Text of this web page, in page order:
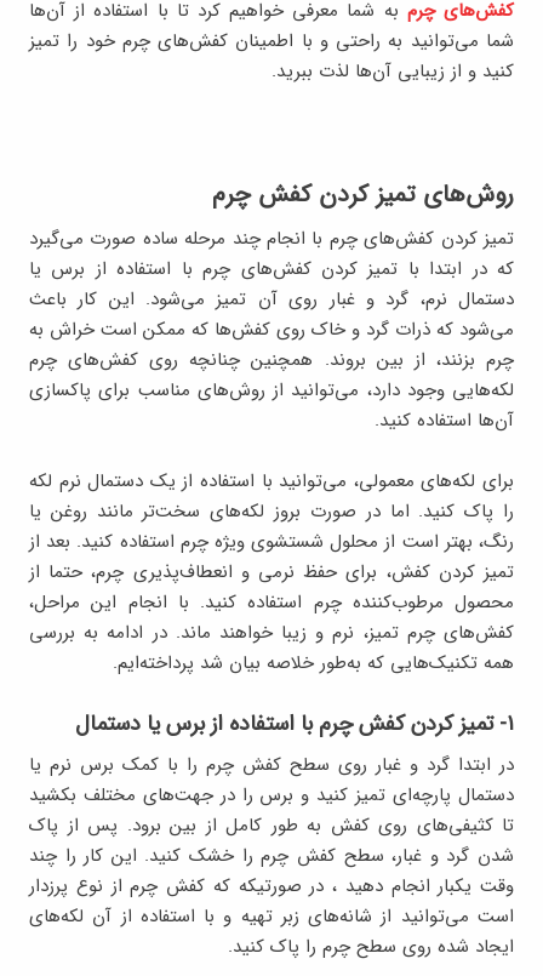
کفش‌های چرم به شما معرفی خواهیم کرد تا با استفاده از آن‌ها
شما می‌توانید به راحتی و با اطمینان کفش‌های چرم خود را تمیز
کنید و از زیبایی آن‌ها لذت ببرید.
روش‌های تمیز کردن کفش چرم
تمیز کردن کفش‌های چرم با انجام چند مرحله ساده صورت می‌گیرد
که در ابتدا با تمیز کردن کفش‌های چرم با استفاده از برس یا
دستمال نرم، گرد و غبار روی آن تمیز می‌شود. این کار باعث
می‌شود که ذرات گرد و خاک روی کفش‌ها که ممکن است خراش به
چرم بزنند، از بین بروند. همچنین چنانچه روی کفش‌های چرم
لکه‌هایی وجود دارد، می‌توانید از روش‌های مناسب برای پاکسازی
آن‌ها استفاده کنید.
برای لکه‌های معمولی، می‌توانید با استفاده از یک دستمال نرم لکه
را پاک کنید. اما در صورت بروز لکه‌های سخت‌تر مانند روغن یا
رنگ، بهتر است از محلول شستشوی ویژه چرم استفاده کنید. بعد از
تمیز کردن کفش، برای حفظ نرمی و انعطاف‌پذیری چرم، حتما از
محصول مرطوب‌کننده چرم استفاده کنید. با انجام این مراحل،
کفش‌های چرم تمیز، نرم و زیبا خواهند ماند. در ادامه به بررسی
همه تکنیک‌هایی که به‌طور خلاصه بیان شد پرداخته‌ایم.
۱- تمیز کردن کفش چرم با استفاده از برس یا دستمال
در ابتدا گرد و غبار روی سطح کفش چرم را با کمک برس نرم یا
دستمال پارچه‌ای تمیز کنید و برس را در جهت‌های مختلف بکشید
تا کثیفی‌های روی کفش به طور کامل از بین برود. پس از پاک
شدن گرد و غبار، سطح کفش چرم را خشک کنید. این کار را چند
وقت یکبار انجام دهید ، در صورتیکه که کفش چرم از نوع پرزدار
است می‌توانید از شانه‌های زبر تهیه و با استفاده از آن لکه‌های
ایجاد شده روی سطح چرم را پاک کنید.